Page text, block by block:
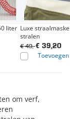
liter Luxe
stralen
€ 39,20
€ 49,-
Toevoegen
om verf,